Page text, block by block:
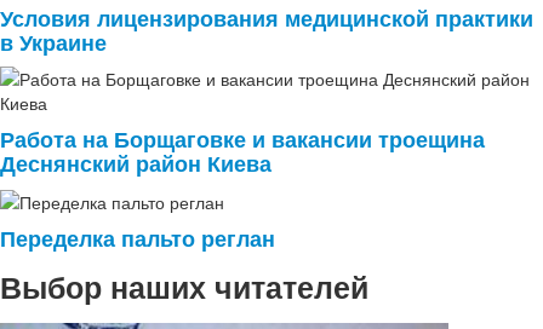
Условия лицензирования медицинской практики
в Украине
Работа на Борщаговке и вакансии троещина
Деснянский район Киева
Переделка пальто реглан
Выбор наших читателей